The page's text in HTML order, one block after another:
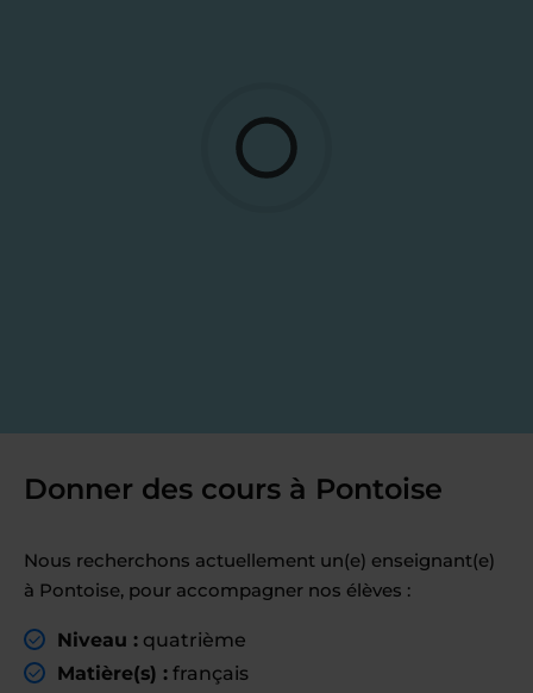
Donner des cours à Pontoise
Nous recherchons actuellement un(e) enseignant(e)
à Pontoise, pour accompagner nos élèves :
Niveau : quatrième
Matière(s) : français